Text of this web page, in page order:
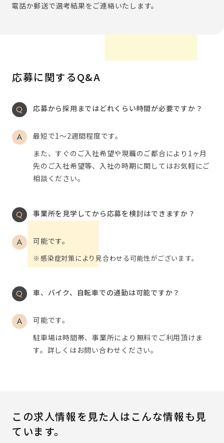
電話か郵送で選考結果をご連絡いたします。
応募に関するQ&A
応募から採用まではどれくらい時間が必要ですか？
最短で1～2週間程度です。
また、すぐのご入社希望や現職のご都合により1ヶ月
先のご入社希望等、入社の時期に関してはお気軽にご
相談ください。
事業所を見学してから応募を検討はできますか？
可能です。
感染症対策により見合わせる可能性がございます。
車、バイク、自転車での通勤は可能ですか？
可能です。
駐車場は時間帯、事業所により無料でご利用頂けま
す。詳しくはお問い合わせください。
この求人情報を見た人はこんな情報も見
ています。